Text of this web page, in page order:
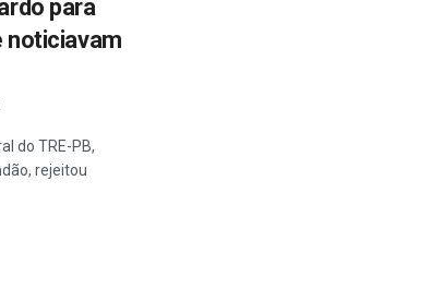
para
noticiavam
do TRE-PB,
rejeitou